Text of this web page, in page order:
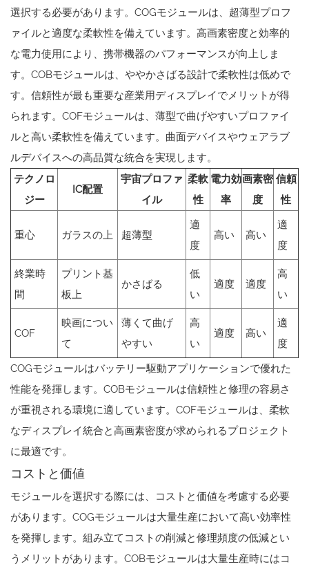
選択する必要があります。COGモジュールは、超薄型プロフ
ァイルと適度な柔軟性を備えています。高画素密度と効率的
な電力使用により、携帯機器のパフォーマンスが向上しま
す。COBモジュールは、ややかさばる設計で柔軟性は低めで
す。信頼性が最も重要な産業用ディスプレイでメリットが得
られます。COFモジュールは、薄型で曲げやすいプロファイ
ルと高い柔軟性を備えています。曲面デバイスやウェアラブ
ルデバイスへの高品質な統合を実現します。
テクノロ
ジー
IC配置
宇宙プロファ
イル
柔軟
性
電力効
率
画素密
度
信頼
性
重心 ガラスの上 超薄型
適
度
高い 高い
適
度
終業時
間
プリント基
板上
かさばる
低
い
適度 適度
高
い
COF
映画につい
て
薄くて曲げ
やすい
高
い
適度 高い
適
度
COGモジュールはバッテリー駆動アプリケーションで優れた
性能を発揮します。COBモジュールは信頼性と修理の容易さ
が重視される環境に適しています。COFモジュールは、柔軟
なディスプレイ統合と高画素密度が求められるプロジェクト
に最適です。
コストと価値
モジュールを選択する際には、コストと価値を考慮する必要
があります。COGモジュールは大量生産において高い効率性
を発揮します。組み立てコストの削減と修理頻度の低減とい
うメリットがあります。COBモジュールは大量生産時にはコ